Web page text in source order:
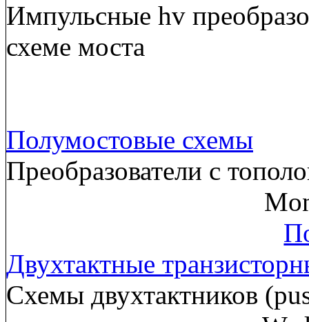
Импульсные hv
схеме моста
Полумостовые схемы
Преобразователи с
Двухтактные
Схемы двухтактников